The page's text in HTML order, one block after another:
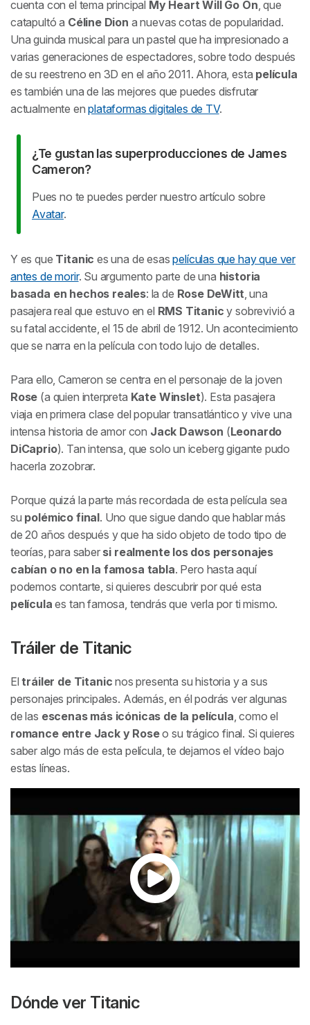
cuenta con el tema principal My Heart Will Go On, que
catapultó a Céline Dion a nuevas cotas de popularidad.
Una guinda musical para un pastel que ha impresionado a
varias generaciones de espectadores, sobre todo después
de su reestreno en 3D en el año 2011. Ahora, esta película
es también una de las mejores que puedes disfrutar
actualmente enplataformas digitales de TV.
¿Te gustan las superproducciones de James
Cameron?
Pues no te puedes perder nuestro artículo sobre
Avatar.
Y es que Titanic es una de esaspelículas que hay que ver
antes de morir. Su argumento parte de una historia
basada en hechos reales: la de Rose DeWitt, una
pasajera real que estuvo en el RMS Titanic y sobrevivió a
su fatal accidente, el 15 de abril de 1912. Un acontecimiento
que se narra en la película con todo lujo de detalles.
Para ello, Cameron se centra en el personaje de la joven
Rose (a quien interpreta Kate Winslet). Esta pasajera
viaja en primera clase del popular transatlántico y vive una
intensa historia de amor con Jack Dawson (Leonardo
DiCaprio). Tan intensa, que solo un iceberg gigante pudo
hacerla zozobrar.
Porque quizá la parte más recordada de esta película sea
su polémico final. Uno que sigue dando que hablar más
de 20 años después y que ha sido objeto de todo tipo de
teorías, para saber si realmente los dos personajes
cabían o no en la famosa tabla. Pero hasta aquí
podemos contarte, si quieres descubrir por qué esta
película es tan famosa, tendrás que verla por ti mismo.
Tráiler de Titanic
Eltráiler de Titanic nos presenta su historia y a sus
personajes principales. Además, en él podrás ver algunas
de las escenas más icónicas de la película, como el
romance entre Jack y Roseo su trágico final. Si quieres
saber algo más de esta película, te dejamos el vídeo bajo
estas líneas.
Dónde ver Titanic